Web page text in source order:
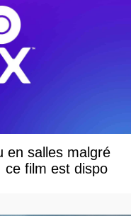
en salles malgré
ce film est dispo